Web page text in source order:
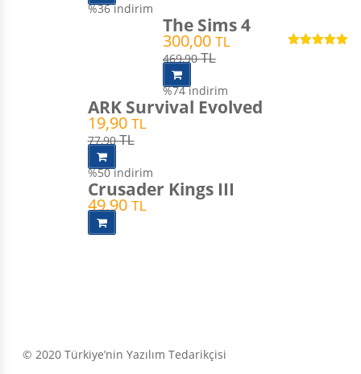
%36indirim
The Sims 4
300,00TL
469,90TL
%74indirim
ARK Survival Evolved
19,90 TL
77,90TL
%50indirim
Crusader Kings III
49,90 TL
© 2020 Türkiye’nin Yazılım Tedarikçisi